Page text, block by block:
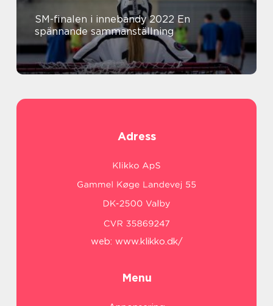
SM-finalen i innebandy 2022 En
spännande sammanställning
Adress
web: www.klikko.dk/
Menu